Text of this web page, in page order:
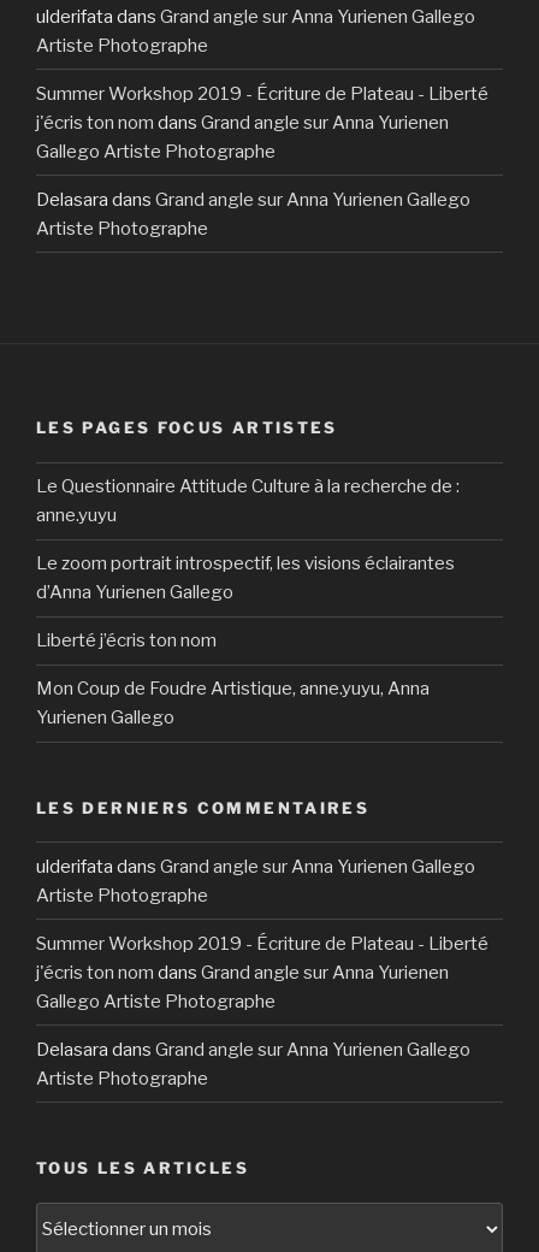
ulderifata dans Grand angle sur Anna Yurienen Gallego
Artiste Photographe
Summer Workshop 2019 - Écriture de Plateau - Liberté
j'écris ton nom dans Grand angle sur Anna Yurienen
Gallego Artiste Photographe
Delasara dans Grand angle sur Anna Yurienen Gallego
Artiste Photographe
LES PAGES FOCUS ARTISTES
Le Questionnaire Attitude Culture à la recherche de :
anne.yuyu
Le zoom portrait introspectif, les visions éclairantes
d’Anna Yurienen Gallego
Liberté j’écris ton nom
Mon Coup de Foudre Artistique, anne.yuyu, Anna
Yurienen Gallego
LES DERNIERS COMMENTAIRES
ulderifata dans Grand angle sur Anna Yurienen Gallego
Artiste Photographe
Summer Workshop 2019 - Écriture de Plateau - Liberté
j'écris ton nom dans Grand angle sur Anna Yurienen
Gallego Artiste Photographe
Delasara dans Grand angle sur Anna Yurienen Gallego
Artiste Photographe
TOUS LES ARTICLES